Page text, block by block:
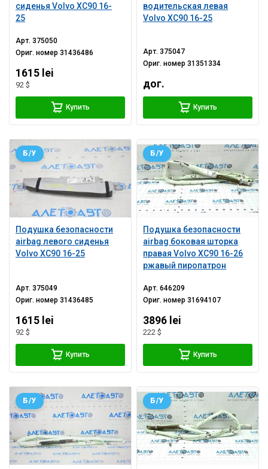
сиденья Volvo XC90 16-
25
Арт.375050
Ориг. номер31436486
1615 lei
92 $
Купить
водительская левая
Volvo XC90 16-25
Арт.375047
Ориг. номер31351334
дог.
Купить
Подушка безопасности
airbag левого сиденья
Volvo XC90 16-25
Б/У
Арт.375049
Ориг. номер31436485
1615 lei
92 $
Купить
Подушка безопасности
airbag боковая шторка
правая Volvo XC90 16-26
ржавый пиропатрон
Б/У
Арт.646209
Ориг. номер31694107
3896 lei
222 $
Купить
Б/У Б/У